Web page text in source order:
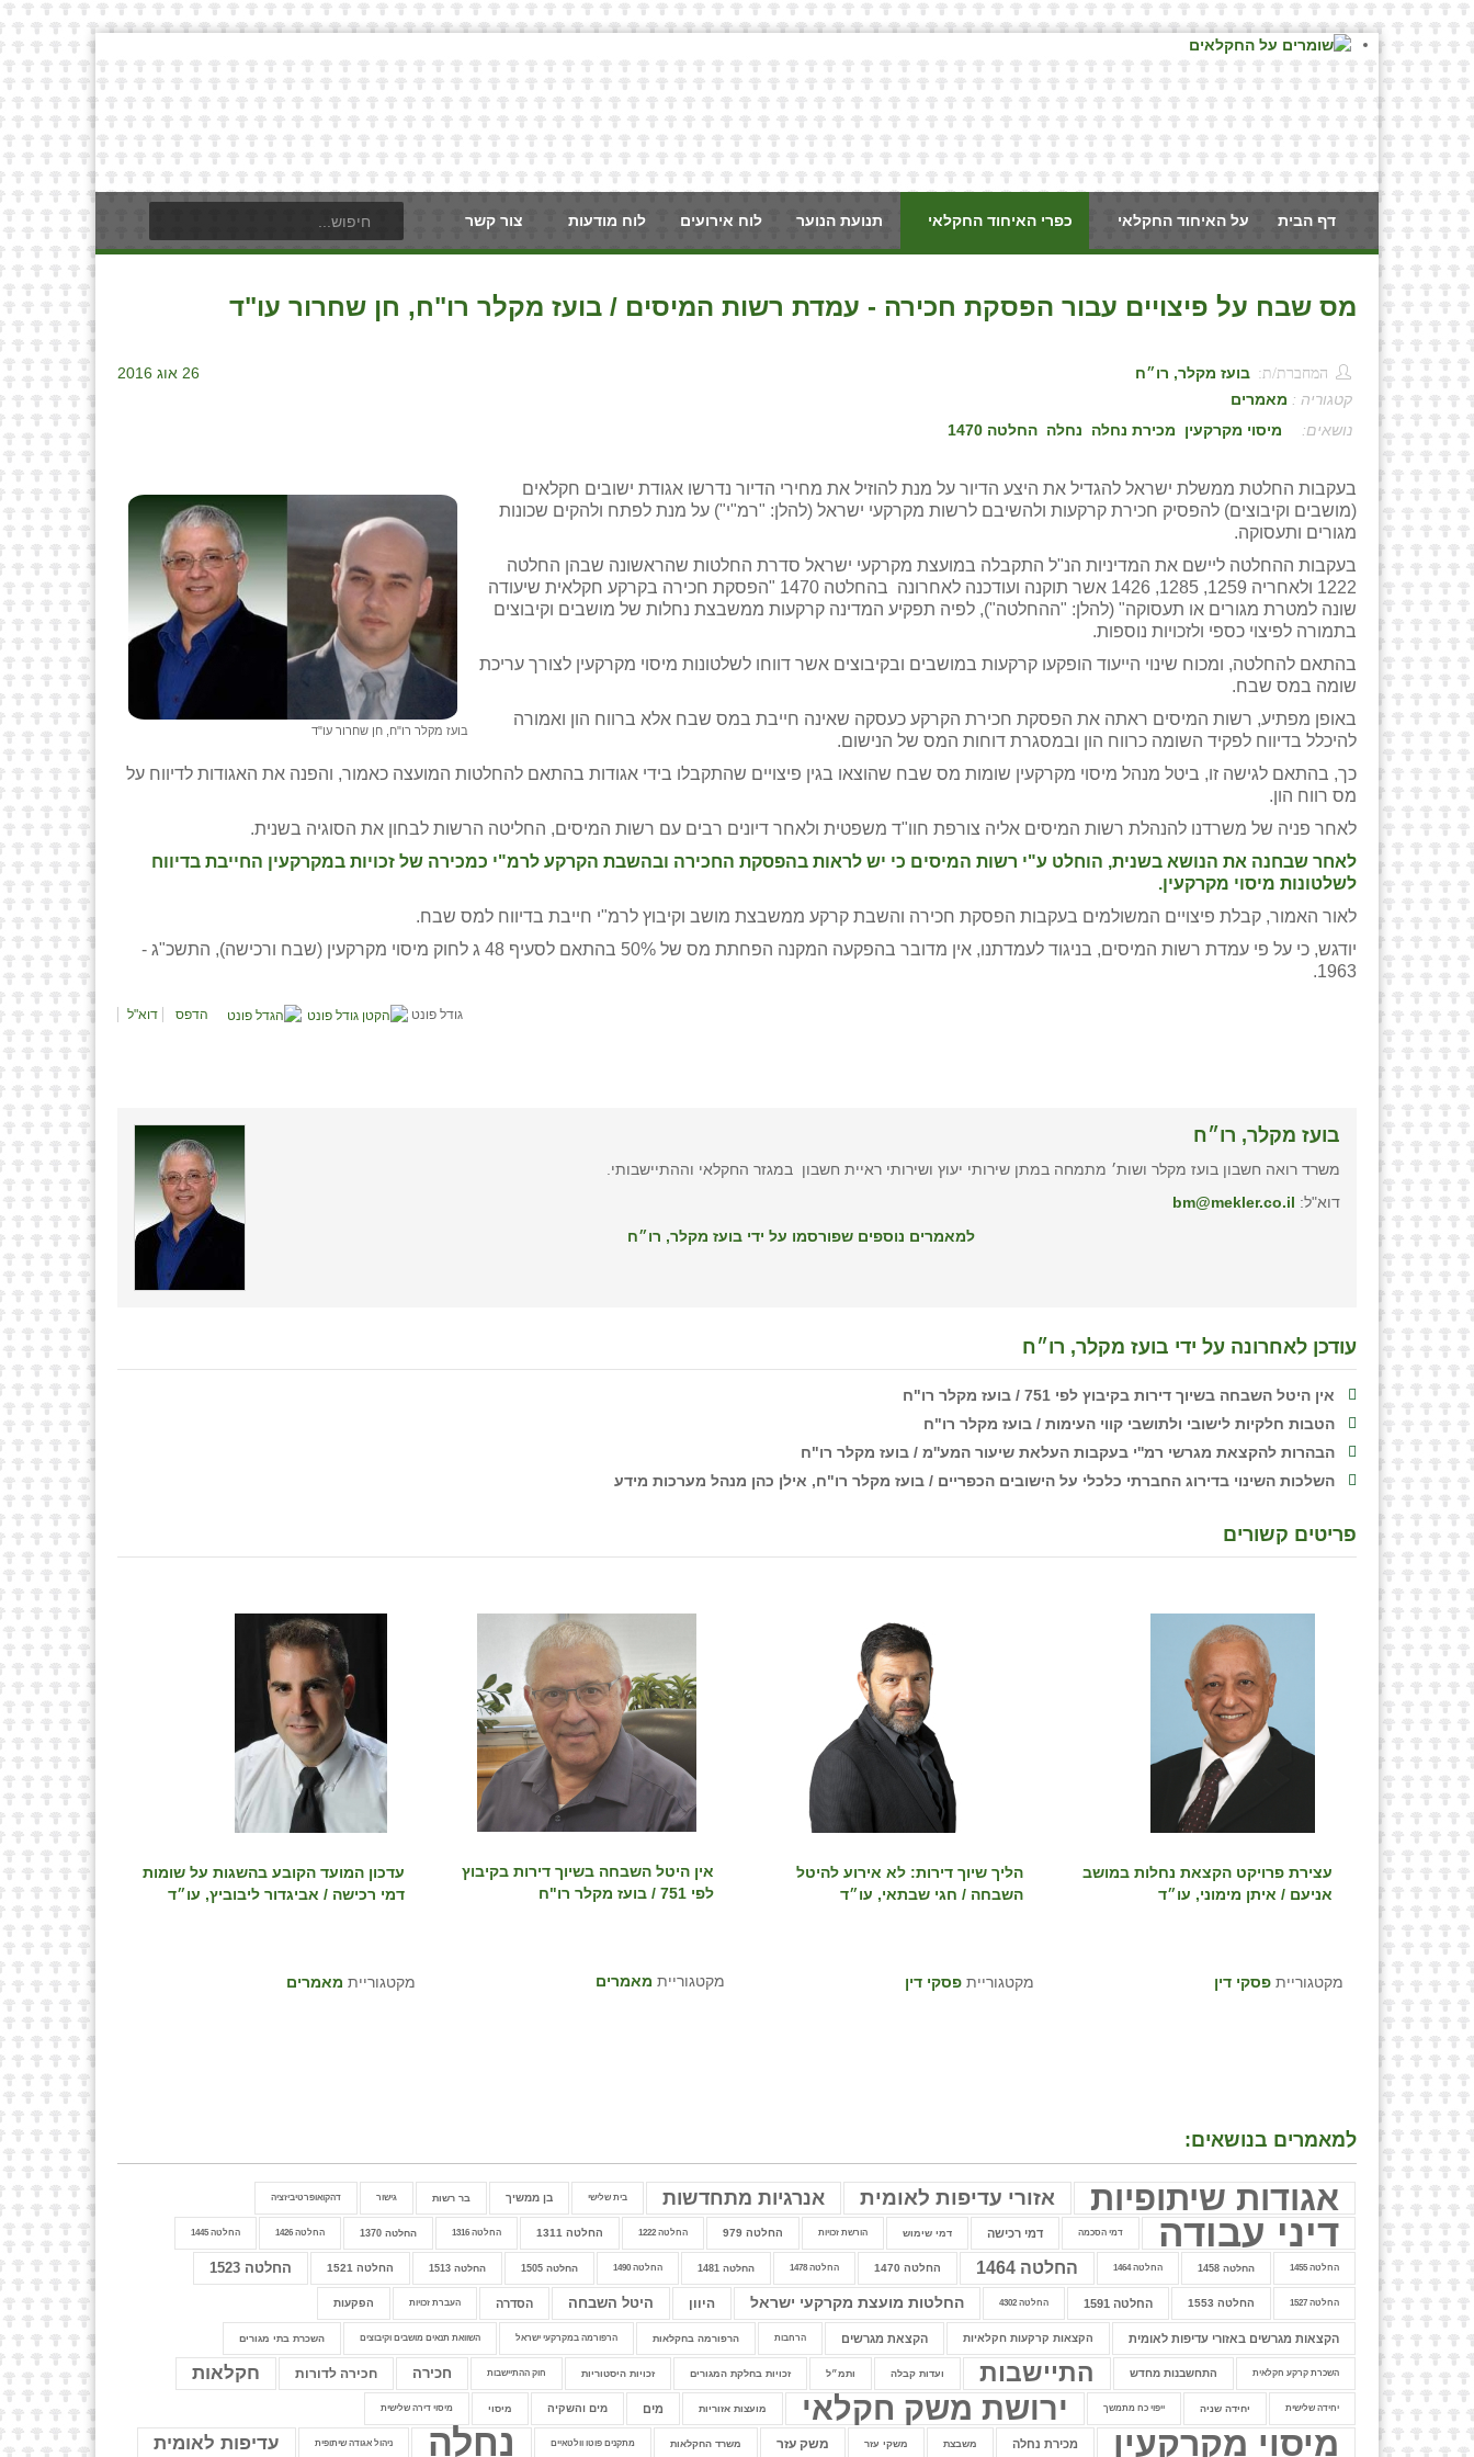
דף הבית על האיחוד החקלאי כפרי האיחוד החקלאי תנועת הנוער לוח אירועים לוח מודעות צור קשר
מס שבח על פיצויים עבור הפסקת חכירה - עמדת רשות המיסים / בועז מקלר רו"ח, חן שחרור עו"ד
26 אוג 2016 המחברת/ת: בועז מקלר, רו״ח
קטגוריה : מאמרים
:
מיסוי מקרקעין מכירת נחלה נחלה החלטה 1470
בועז מקלר רו"ח, חן שחרור עו"ד
בעקבות החלטת ממשלת ישראל להגדיל את היצע הדיור על מנת להוזיל את מחירי הדיור נדרשו אגודת ישובים חקלאים
(מושבים וקיבוצים) להפסיק חכירת קרקעות ולהשיבם לרשות מקרקעי ישראל (להלן: "רמ"י") על מנת לפתח ולהקים שכונות
מגורים ותעסוקה.
בעקבות ההחלטה ליישם את המדיניות הנ"ל התקבלה במועצת מקרקעי ישראל סדרת החלטות שהראשונה שבהן החלטה
1222 ולאחריה 1259, 1285, 1426 אשר תוקנה ועודכנה לאחרונה בהחלטה 1470 "הפסקת חכירה בקרקע חקלאית שיעודה
שונה למטרת מגורים או תעסוקה" (להלן: "ההחלטה"), לפיה תפקיע המדינה קרקעות ממשבצת נחלות של מושבים וקיבוצים
בתמורה לפיצוי כספי ולזכויות נוספות.
בהתאם להחלטה, ומכוח שינוי הייעוד הופקעו קרקעות במושבים ובקיבוצים אשר דווחו לשלטונות מיסוי מקרקעין לצורך עריכת
שומה במס שבח.
באופן מפתיע, רשות המיסים ראתה את הפסקת חכירת הקרקע כעסקה שאינה חייבת במס שבח אלא ברווח הון ואמורה
להיכלל בדיווח לפקיד השומה כרווח הון ובמסגרת דוחות המס של הנישום.
כך, בהתאם לגישה זו, ביטל מנהל מיסוי מקרקעין שומות מס שבח שהוצאו בגין פיצויים שהתקבלו בידי אגודות בהתאם להחלטות המועצה כאמור, והפנה את האגודות לדיווח על
מס רווח הון.
לאחר פניה של משרדנו להנהלת רשות המיסים אליה צורפת חוו"ד משפטית ולאחר דיונים רבים עם רשות המיסים, החליטה הרשות לבחון את הסוגיה בשנית.
לאחר שבחנה את הנושא בשנית, הוחלט ע"י רשות המיסים כי יש לראות בהפסקת החכירה ובהשבת הקרקע לרמ"י כמכירה של זכויות במקרקעין החייבת בדיווח
לשלטונות מיסוי מקרקעין.
לאור האמור, קבלת פיצויים המשולמים בעקבות הפסקת חכירה והשבת קרקע ממשבצת מושב וקיבוץ לרמ"י חייבת בדיווח למס שבח.
יודגש, כי על פי עמדת רשות המיסים, בניגוד לעמדתנו, אין מדובר בהפקעה המקנה הפחתת מס של 50% בהתאם לסעיף 48 ג לחוק מיסוי מקרקעין (שבח ורכישה), התשכ"ג -
1963.
גודל פונט הדפס דוא"ל
בועז מקלר, רו״ח
משרד רואה חשבון בועז מקלר ושות׳ מתמחה במתן שירותי יעוץ ושירותי ראיית חשבון במגזר החקלאי וההתיישבותי.
דוא"ל: bm@mekler.co.il
למאמרים נוספים שפורסמו על ידי בועז מקלר, רו״ח
עודכן לאחרונה על ידי בועז מקלר, רו״ח
אין היטל השבחה בשיוך דירות בקיבוץ לפי 751 / בועז מקלר רו"ח
הטבות חלקיות לישובי ולתושבי קווי העימות / בועז מקלר רו"ח
הבהרות להקצאת מגרשי רמ''י בעקבות העלאת שיעור המע''מ / בועז מקלר רו"ח
השלכות השינוי בדירוג החברתי כלכלי על הישובים הכפריים / בועז מקלר רו"ח, אילן כהן מנהל מערכות מידע
פריטים קשורים
עדכון המועד הקובע בהשגות על שומות
דמי רכישה / אביגדור ליבוביץ, עו״ד
מקטגוריית מאמרים
אין היטל השבחה בשיוך דירות בקיבוץ
לפי 751 / בועז מקלר רו"ח
מקטגוריית מאמרים
הליך שיוך דירות: לא אירוע להיטל
השבחה / חגי שבתאי, עו״ד
מקטגוריית פסקי דין
עצירת פרויקט הקצאת נחלות במושב
אניעם / איתן מימוני, עו״ד
מקטגוריית פסקי דין
למאמרים בנושאים:
אגודות שיתופיות אזורי עדיפות לאומית אנרגיות מתחדשות בית שלישי בן ממשיך בר רשות גישור דהקואופרטיביזציה
דיני עבודה דמי הסכמה דמי רכישה דמי שימוש הורשת זכויות החלטה 979 החלטה 1222 החלטה 1311 החלטה 1316 החלטה 1370 החלטה 1426 החלטה 1445
החלטה 1455 החלטה 1458 החלטה 1464 החלטה 1464 החלטה 1470 החלטה 1478 החלטה 1481 החלטה 1490 החלטה 1505 החלטה 1513 החלטה 1521 החלטה 1523
החלטה 1527 החלטה 1553 החלטה 1591 החלטה 4302 החלטות מועצת מקרקעי ישראל היוון היטל השבחה הסדרה העברת זכויות הפקעות
הקצאות מגרשים באזורי עדיפות לאומית הקצאות קרקעות חקלאיות הקצאת מגרשים הרחבות הרפורמה בחקלאות הרפורמה במקרקעי ישראל השוואת תנאים מושבים וקיבוצים השכרת בתי מגורים
השכרת קרקע חקלאית התחשבנות מחדש התיישבות ועדות קבלה ותמ״ל זכויות בחלקת המגורים זכויות היסטוריות חוק ההתיישבות חכירה חכירה לדורות חקלאות
יחידה שלישית יחידה שניה ייפוי כח מתמשך ירושת משק חקלאי מועצות אזוריות מים מים והשקיה מיסוי מיסוי דירה שלישית
מיסוי מקרקעין מכירת נחלה משבצת משקי עזר משק עזר משרד החקלאות מתקנים פוטו וולטאיים נחלה ניהול אגודה שיתופית עדיפות לאומית